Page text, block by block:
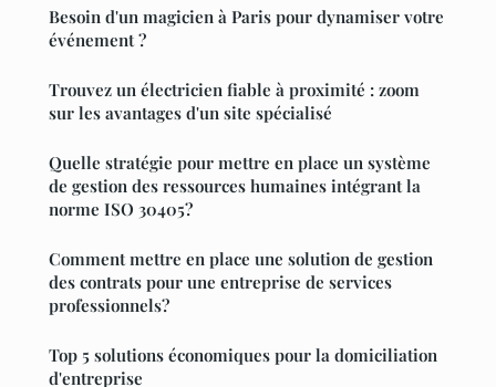
Besoin d'un magicien à Paris pour dynamiser votre
événement ?
Trouvez un électricien fiable à proximité : zoom
sur les avantages d'un site spécialisé
Quelle stratégie pour mettre en place un système
de gestion des ressources humaines intégrant la
norme ISO 30405?
Comment mettre en place une solution de gestion
des contrats pour une entreprise de services
professionnels?
Top 5 solutions économiques pour la domiciliation
d'entreprise